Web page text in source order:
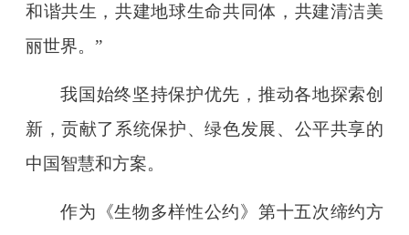
和谐共生，共建地球生命共同体，共建清洁美
丽世界。”
我国始终坚持保护优先，推动各地探索创
新，贡献了系统保护、绿色发展、公平共享的
中国智慧和方案。
作为《生物多样性公约》第十五次缔约方